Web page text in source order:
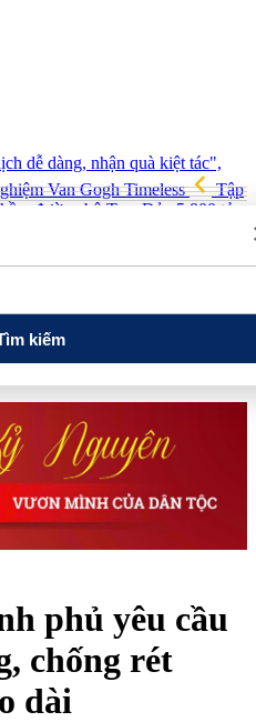
dễ dàng, nhận quà kiệt tác",
Van Gogh Timeless
Tập
đường bộ Tam Đảo 5.800 tỷ
vi phạm, tạm giữ gần 700 kg
lậu
Lan tỏa văn hóa kinh
biểu trên toàn quốc
Hà Nội
kiếm
phủ yêu cầu
chống rét
dài